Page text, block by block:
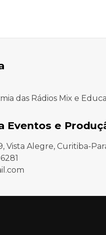
das Rádios Mix e
Eventos e
Vista Alegre, Curitiba-